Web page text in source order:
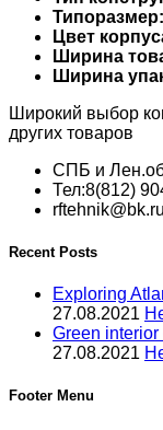
Типоразмер:
Цвет
Ширина
Ширина
Широкий выбор
других товаров
СПБ и
Тел:8(812)
rftehnik@bk.ru
Recent Posts
Exploring
27.08.2021
Green
27.08.2021
Footer Menu